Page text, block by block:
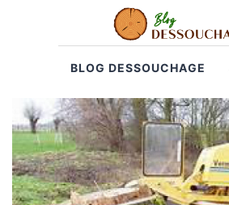
BLOG DESSOUCHAGE